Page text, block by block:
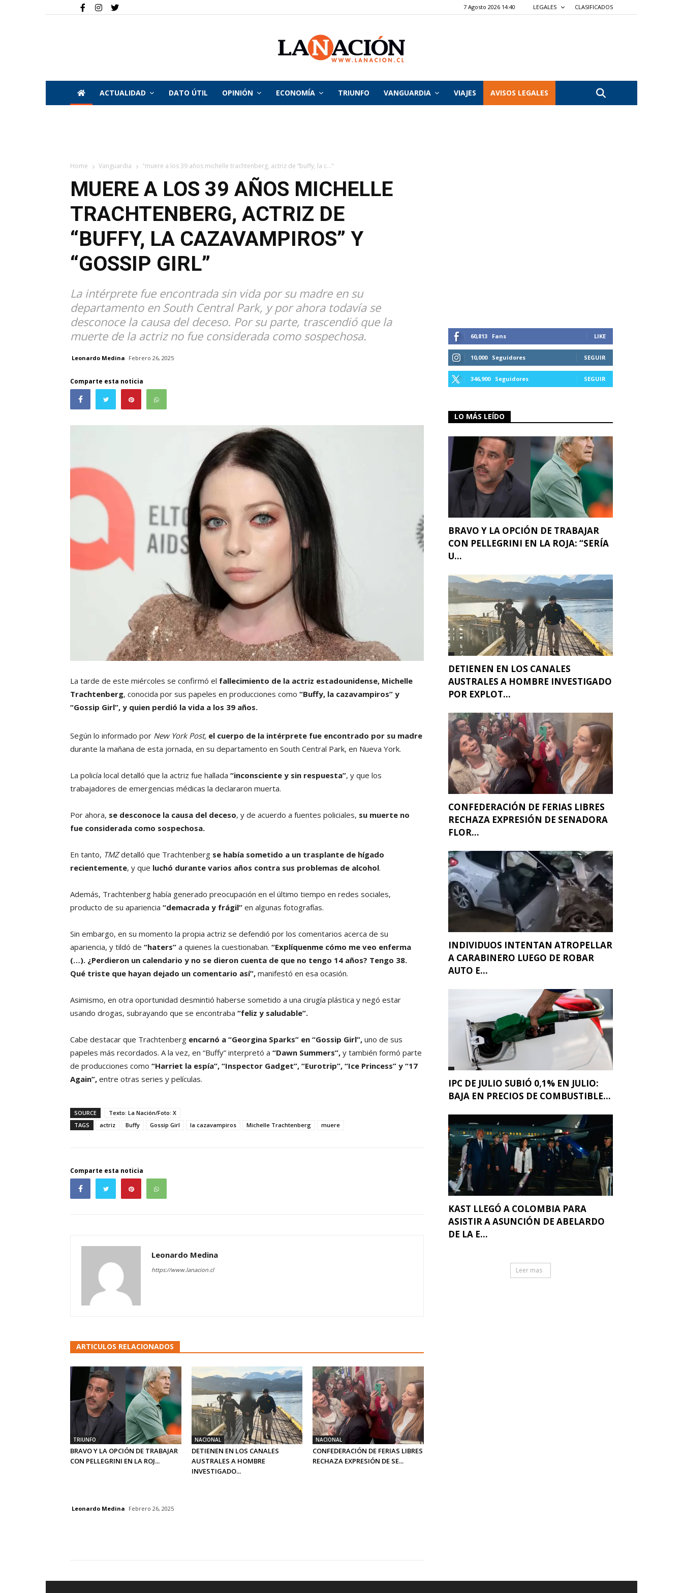
7 Agosto 2026 14:40 LEGALES CLASIFICADOS
La
ACTUALIDAD DATO ÚTIL OPINIÓN ECONOMÍA TRIUNFO VANGUARDIA VIAJES AVISOS LEGALES
Home Vanguardia "muere a los 39 años michelle trachtenberg, actriz de “buffy, la c..."
MUERE A LOS 39 AÑOS MICHELLE
TRACHTENBERG, ACTRIZ DE
“BUFFY, LA CAZAVAMPIROS” Y
“GOSSIP GIRL”
La intérprete fue encontrada sin vida por su madre en su
departamento en South Central Park, y por ahora todavía se
desconoce la causa del deceso. Por su parte, trascendió que la
muerte de la actriz no fue considerada como sospechosa.
Leonardo Medina Febrero 26, 2025
Comparte esta noticia
La tarde de este miércoles se confirmó el fallecimiento de la actriz estadounidense, Michelle
Trachtenberg, conocida por sus papeles en producciones como “Buffy, la cazavampiros” y
“Gossip Girl”, y quien perdió la vida a los 39 años.
Según lo informado por New York Post, el cuerpo de la intérprete fue encontrado por su madre
durante la mañana de esta jornada, en su departamento en South Central Park, en Nueva York.
La policía local detalló que la actriz fue hallada “inconsciente y sin respuesta”, y que los
trabajadores de emergencias médicas la declararon muerta.
Por ahora, se desconoce la causa del deceso, y de acuerdo a fuentes policiales, su muerte no
fue considerada como sospechosa.
En tanto, TMZdetalló que Trachtenberg se había sometido a un trasplante de hígado
recientemente, y que luchó durante varios años contra sus problemas de alcohol.
Además, Trachtenberg había generado preocupación en el último tiempo en redes sociales,
producto de su apariencia “demacrada y frágil” en algunas fotografías.
Sin embargo, en su momento la propia actriz se defendió por los comentarios acerca de su
apariencia, y tildó de “haters” a quienes la cuestionaban. “Explíquenme cómo me veo enferma
(…). ¿Perdieron un calendario y no se dieron cuenta de que no tengo 14 años? Tengo 38.
Qué triste que hayan dejado un comentario así”, manifestó en esa ocasión.
Asimismo, en otra oportunidad desmintió haberse sometido a una cirugía plástica y negó estar
usando drogas, subrayando que se encontraba “feliz y saludable”.
Cabe destacar que Trachtenberg encarnó a “Georgina Sparks” en “Gossip Girl”, uno de sus
papeles más recordados. A la vez, en “Buffy” interpretó a “Dawn Summers”, y también formó parte
de producciones como “Harriet la espía”, “Inspector Gadget”, “Eurotrip”, “Ice Princess” y “17
Again”, entre otras series y películas.
SOURCE
Texto: La Nación/Foto: X
TAGS
actriz Buffy Gossip Girl la cazavampiros Michelle Trachtenberg muere
Comparte esta noticia
Leonardo Medina
https://www.lanacion.cl
ARTICULOS RELACIONADOS
TRIUNFO
BRAVO Y LA OPCIÓN DE TRABAJAR
CON PELLEGRINI EN LA ROJ...
NACIONAL
DETIENEN EN LOS CANALES
AUSTRALES A HOMBRE
INVESTIGADO...
NACIONAL
CONFEDERACIÓN DE FERIAS LIBRES
RECHAZA EXPRESIÓN DE SE...
60,813 Fans LIKE
10,000 Seguidores SEGUIR
346,900 Seguidores SEGUIR
LO MÁS LEÍDO
BRAVO Y LA OPCIÓN DE TRABAJAR
CON PELLEGRINI EN LA ROJA: “SERÍA
U...
DETIENEN EN LOS CANALES
AUSTRALES A HOMBRE INVESTIGADO
POR EXPLOT...
CONFEDERACIÓN DE FERIAS LIBRES
RECHAZA EXPRESIÓN DE SENADORA
FLOR...
INDIVIDUOS INTENTAN ATROPELLAR
A CARABINERO LUEGO DE ROBAR
AUTO E...
IPC DE JULIO SUBIÓ 0,1% EN JULIO:
BAJA EN PRECIOS DE COMBUSTIBLE...
KAST LLEGÓ A COLOMBIA PARA
ASISTIR A ASUNCIÓN DE ABELARDO
DE LA E...
Leer mas
Leonardo Medina Febrero 26, 2025